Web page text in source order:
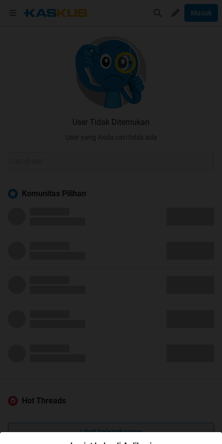
Masuk
User Tidak Ditemukan
User yang Anda cari tidak ada
Komunitas Pilihan
Hot Threads
Lihat Selengkapnya